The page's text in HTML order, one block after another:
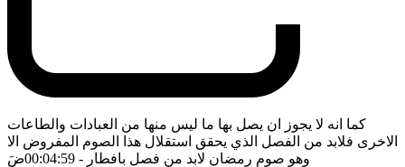
كما انه لا يجوز ان يصل بها ما ليس منها من العبادات والطاعات
الاخرى فلابد من الفصل الذي يحقق استقلال هذا الصوم المفروض الا
وهو صوم رمضان لابد من فصل بافطار - 00:04:59 ضَ